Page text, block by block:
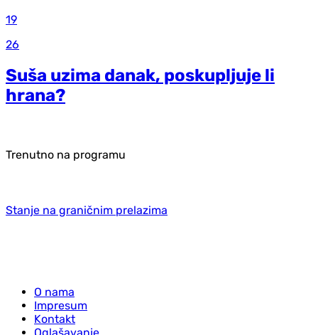
19
26
Suša uzima danak, poskupljuje li
hrana?
Trenutno na programu
Stanje na graničnim prelazima
O nama
Impresum
Kontakt